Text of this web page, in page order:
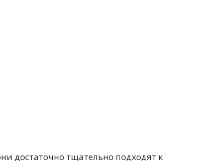
достаточно тщательно подходят к